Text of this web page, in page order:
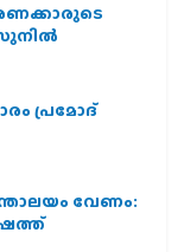
സുനിൽ
പ്രമോദ്
വേണം: